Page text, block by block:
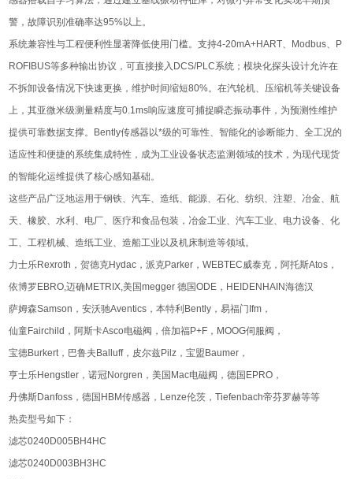
警，故障识别准确率达95%以上。
系统兼容性与工程便利性显著降低使用门槛。支持4-20mA+HART、Modbus、P
ROFIBUS等多种输出协议，可直接接入DCS/PLC系统；模块化探头设计允许在
不拆卸设备情况下快速更换，维护时间缩短80%。在汽轮机、压缩机等关键设备
上，其亚微米级测量精度与0.1ms响应速度可捕捉瞬态振动事件，为预测性维护
提供可靠数据支撑。Bently传感器以*级的可靠性、智能化的诊断能力、全工况的
适应性和便捷的系统集成特性，成为工业设备状态监测领域的技术，为现代现货
的智能化运维提供了核心感知基础。
这些产品广泛地运用于钢铁、汽车、造纸、能源、石化、纺织、注塑、冶金、航
天、橡胶、水利、电厂、医疗和食品包装，冶金工业、汽车工业、电力设备、化
工、工程机械、造纸工业、造船工业以及机床制造等领域。
力士乐Rexroth，贺德克Hydac，派克Parker，WEBTEC威泰克，阿托斯Atos，
依博罗EBRO,迈确METRIX,美国megger 德国ODE，HEIDENHAIN海德汉
萨姆森Samson，安沃驰Aventics，本特利Bently，易福门Ifm，
仙童Fairchild，阿斯卡Asco电磁阀，倍加福P+F，MOOG伺服阀，
宝德Burkert，巴鲁夫Balluff，皮尔兹Pilz，宝盟Baumer，
亨士乐Hengstler，诺冠Norgren，美国Mac电磁阀，德国EPRO，
丹佛斯Danfoss，德国HBM传感器，Lenze伦茨，Tiefenbach帝芬罗赫等等
热卖型号如下：
滤芯0240D005BH4HC
滤芯0240D003BH3HC